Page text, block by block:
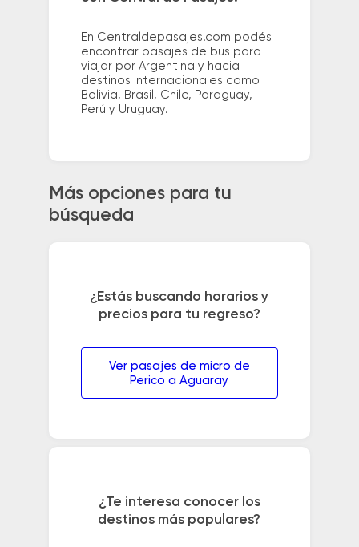
En Centraldepasajes.com podés
encontrar pasajes de bus para
viajar por Argentina y hacia
destinos internacionales como
Bolivia, Brasil, Chile, Paraguay,
Perú y Uruguay.
Más opciones para tu
búsqueda
¿Estás buscando horarios y
precios para tu regreso?
Ver pasajes de micro de
Perico a Aguaray
¿Te interesa conocer los
destinos más populares?